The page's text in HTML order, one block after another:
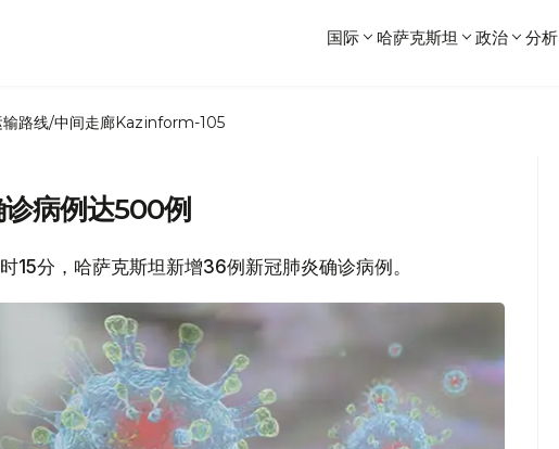
国际 哈萨克斯坦 政治 分析
路线/中间走廊Kazinform-105
病例达500例
分，哈萨克斯坦新增36例新冠肺炎确诊病例。